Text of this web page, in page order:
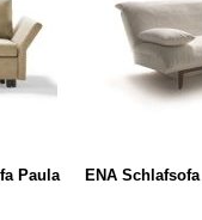
Paula ENA Schlafsofa